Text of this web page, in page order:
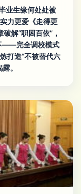
业生缘何处处被
力更爱《走得更
解“职困百依”，
——完全调校模式
打造“不被替代六
。